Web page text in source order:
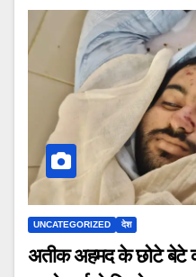
UNCATEGORIZED देश
अतीक अहमद के छोटे बेटे